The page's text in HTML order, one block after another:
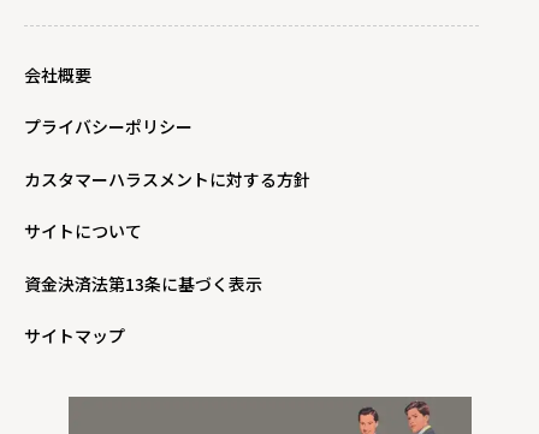
会社概要
プライバシーポリシー
カスタマーハラスメントに対する方針
サイトについて
資金決済法第13条に基づく表示
サイトマップ